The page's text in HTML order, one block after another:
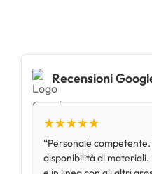
Recensioni
★★★★★
“Personale
disponibilità di materiali.